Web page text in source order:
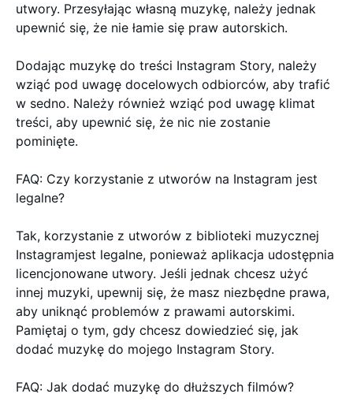
utwory. Przesyłając własną muzykę, należy jednak
upewnić się, że nie łamie się praw autorskich.
Dodając muzykę do treści Instagram Story, należy
wziąć pod uwagę docelowych odbiorców, aby trafić
w sedno. Należy również wziąć pod uwagę klimat
treści, aby upewnić się, że nic nie zostanie
pominięte.
FAQ: Czy korzystanie z utworów na Instagram jest
legalne?
Tak, korzystanie z utworów z biblioteki muzycznej
Instagramjest legalne, ponieważ aplikacja udostępnia
licencjonowane utwory. Jeśli jednak chcesz użyć
innej muzyki, upewnij się, że masz niezbędne prawa,
aby uniknąć problemów z prawami autorskimi.
Pamiętaj o tym, gdy chcesz dowiedzieć się, jak
dodać muzykę do mojego Instagram Story.
FAQ: Jak dodać muzykę do dłuższych filmów?